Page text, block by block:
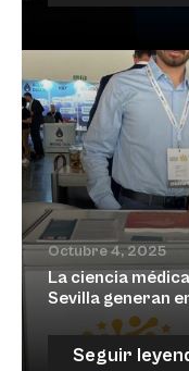
Octubre 4, 2025
La ciencia
Sevilla generan
Seguir